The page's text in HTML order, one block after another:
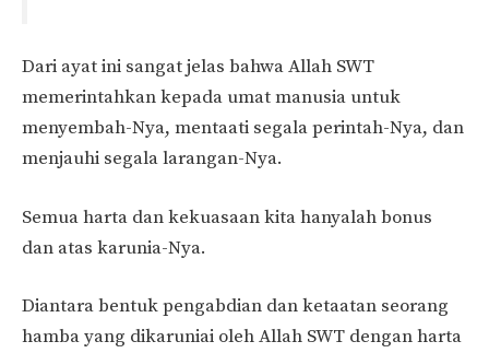
Dari ayat ini sangat jelas bahwa Allah SWT
memerintahkan kepada umat manusia untuk
menyembah-Nya, mentaati segala perintah-Nya, dan
menjauhi segala larangan-Nya.
Semua harta dan kekuasaan kita hanyalah bonus
dan atas karunia-Nya.
Diantara bentuk pengabdian dan ketaatan seorang
hamba yang dikaruniai oleh Allah SWT dengan harta